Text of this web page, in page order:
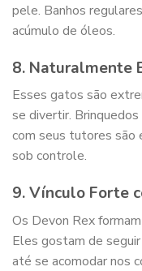
pele. Banhos
acúmulo de óleos.
8. Naturalmente
Esses gatos são
se divertir.
com seus tutores são
sob controle.
9. Vínculo Forte
Os Devon Rex
Eles gostam de
até se acomodar nos